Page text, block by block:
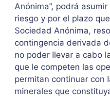
Anónima”, podrá
riesgo y por el plazo
Sociedad Anónima,
contingencia derivada
no poder llevar a cabo
que le competen las
permitan continuar con
minerales que